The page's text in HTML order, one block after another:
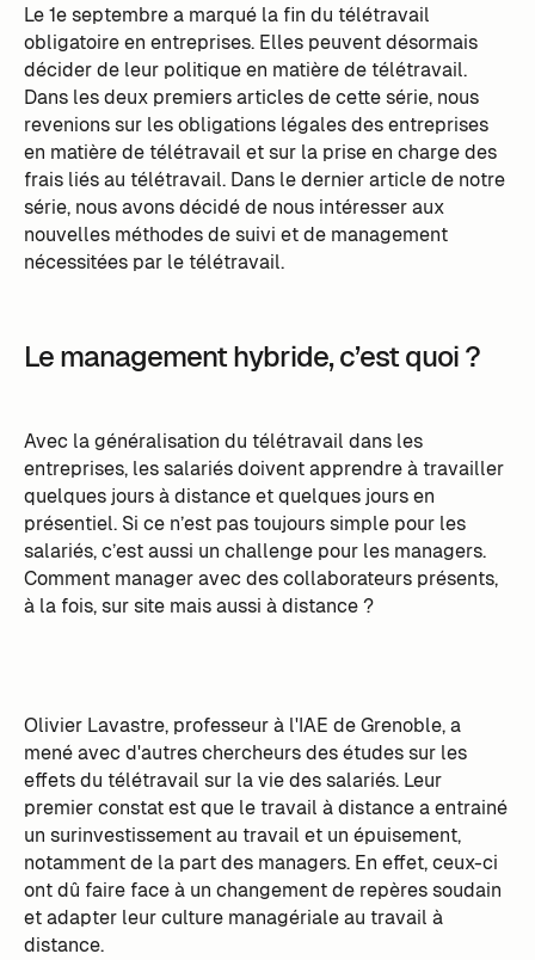
Le 1e septembre a marqué la fin du télétravail
obligatoire en entreprises. Elles peuvent désormais
décider de leur politique en matière de télétravail.
Dans les deux premiers articles de cette série, nous
revenions sur les obligations légales des entreprises
en matière de télétravail et sur la prise en charge des
frais liés au télétravail. Dans le dernier article de notre
série, nous avons décidé de nous intéresser aux
nouvelles méthodes de suivi et de management
nécessitées par le télétravail.
Le management hybride, c’est quoi ?
Avec la généralisation du télétravail dans les
entreprises, les salariés doivent apprendre à travailler
quelques jours à distance et quelques jours en
présentiel. Si ce n’est pas toujours simple pour les
salariés, c’est aussi un challenge pour les managers.
Comment manager avec des collaborateurs présents,
à la fois, sur site mais aussi à distance ?
Olivier Lavastre, professeur à l'IAE de Grenoble, a
mené avec d'autres chercheurs des études sur les
effets du télétravail sur la vie des salariés. Leur
premier constat est que le travail à distance a entrainé
un surinvestissement au travail et un épuisement,
notamment de la part des managers. En effet, ceux-ci
ont dû faire face à un changement de repères soudain
et adapter leur culture managériale au travail à
distance.